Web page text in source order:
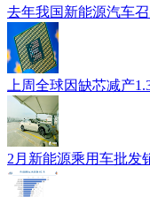
去年我国新能源汽车
上周全球因缺芯减产
2月新能源乘用车批发